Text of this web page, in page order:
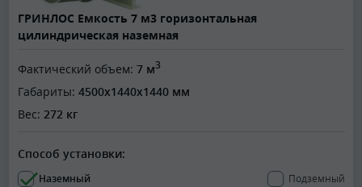
ГРИНЛОС Емкость 7 м3 горизонтальная
цилиндрическая наземная
Фактический объем: 7 м3
Габариты: 4500x1440x1440 мм
Вес: 272 кг
Способ установки:
Наземный Подземный